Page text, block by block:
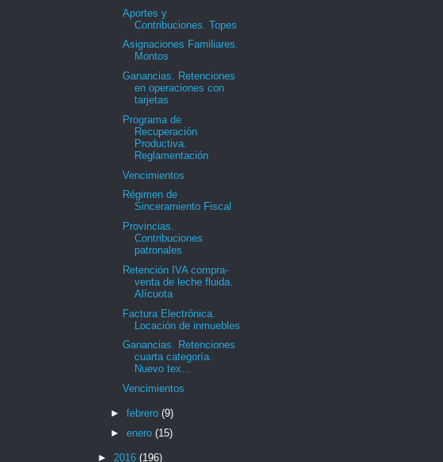
Aportes y
Contribuciones. Topes
Asignaciones Familiares.
Montos
Ganancias. Retenciones
en operaciones con
tarjetas
Programa de
Recuperación
Productiva.
Reglamentación
Vencimientos
Régimen de
Sinceramiento Fiscal
Provincias.
Contribuciones
patronales
Retención IVA compra-
venta de leche fluida.
Alícuota
Factura Electrónica.
Locación de inmuebles
Ganancias. Retenciones
cuarta categoría.
Nuevo tex...
Vencimientos
► febrero (9)
► enero (15)
► 2016 (196)